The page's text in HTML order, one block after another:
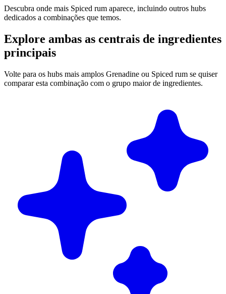
Descubra onde mais Spiced rum aparece, incluindo outros hubs
dedicados a combinações que temos.
Explore ambas as centrais de ingredientes
principais
Volte para os hubs mais amplos Grenadine ou Spiced rum se quiser
comparar esta combinação com o grupo maior de ingredientes.